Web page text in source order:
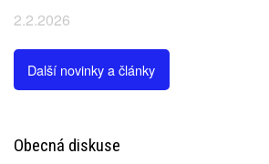
2.2.2026
Další novinky a články
Obecná diskuse